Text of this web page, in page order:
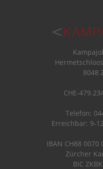
8048
CHE-
Telefon:
Erreichbar: 9-
IBAN CH88 0070
Zürcher
BIC